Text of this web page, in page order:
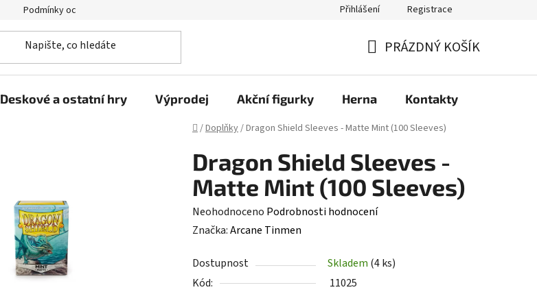
Podmínky ochrany osobních údajů Přihlášení Registrace
KOŠÍK
PRÁZDNÝ KOŠÍK
Deskové a ostatní hry Výprodej Akční figurky Herna Kontakty
Domů
/Doplňky/Dragon Shield Sleeves - Matte Mint (100 Sleeves)
Dragon Shield Sleeves -
Matte Mint (100 Sleeves)
Průměrné
hodnocení
je
0,0
Neohodnoceno Podrobnosti hodnocení
Značka:Arcane Tinmen
Dostupnost Skladem (4 ks)
Kód:
11025